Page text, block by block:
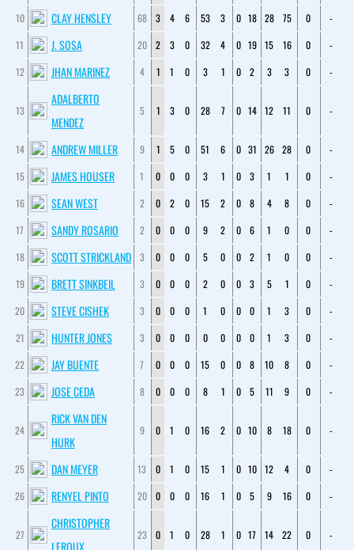
10
CLAY HENSLEY 68 3 4 6 53 3 0 18 28 75 0
-
11
J. SOSA 20 2 3 0 32 4 0 19 15 16 0
-
12
JHAN MARINEZ 4 1 1 0 3 1 0 2 3 3 0 -
13
ADALBERTO
MENDEZ
5 1 3 0 28 7 0 14 12 11 0 -
14 ANDREW MILLER 9 1 5 0 51 6 0 31 26 28 0
-
15
JAMES HOUSER 1 0 0 0 3 1 0 3 1 1 0
-
16
SEAN WEST 2 0 2 0 15 2 0 8 4 8 0
-
17
SANDY ROSARIO 2 0 0 0 9 2 0 6 1 0 0
-
18
SCOTT STRICKLAND 3 0 0 0 5 0 0 2 1 0 0
-
19
BRETT SINKBEIL 3 0 0 0 2 0 0 3 5 1 0
-
20
STEVE CISHEK 3 0 0 0 1 0 0 0 1 3 0
-
21
HUNTER JONES 3 0 0 0 0 0 0 0 1 3 0
-
22
JAY BUENTE 7 0 0 0 15 0 0 8 10 8 0
-
23
JOSE CEDA 8 0 0 0 8 1 0 5 11 9 0 -
24
RICK VAN DEN
HURK
9 0 1 0 16 2 0 10 8 18 0 -
25 DAN MEYER 13 0 1 0 15 1 0 10 12 4 0
-
26
RENYEL PINTO 20 0 0 0 16 1 0 5 9 16 0 -
27
CHRISTOPHER
LEROUX
23 0 1 0 28 1 0 17 14 22 0 -